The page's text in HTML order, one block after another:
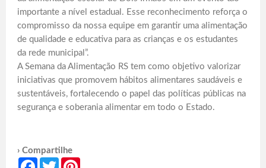
importante a nível estadual. Esse reconhecimento reforça o
compromisso da nossa equipe em garantir uma alimentação
de qualidade e educativa para as crianças e os estudantes
da rede municipal”.
A Semana da Alimentação RS tem como objetivo valorizar
iniciativas que promovem hábitos alimentares saudáveis e
sustentáveis, fortalecendo o papel das políticas públicas na
segurança e soberania alimentar em todo o Estado.
› Compartilhe
FacebookTwitter